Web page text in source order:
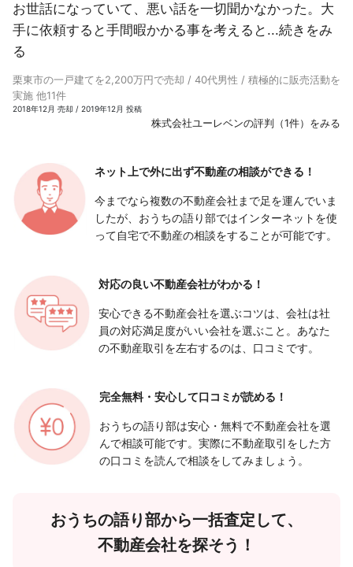
お世話になっていて、悪い話を一切聞かなかった。大
手に依頼すると手間暇かかる事を考えると...続きをみ
る
栗東市の一戸建てを2,200万円で売却 / 40代男性 / 積極的に販売活動を
実施 他11件
2018年12月 売却 / 2019年12月 投稿
株式会社ユーレベンの評判（1件）をみる
ネット上で外に出ず不動産の相談ができる！
今までなら複数の不動産会社まで足を運んでいま
したが、おうちの語り部ではインターネットを使
って自宅で不動産の相談をすることが可能です。
対応の良い不動産会社がわかる！
安心できる不動産会社を選ぶコツは、会社は社
員の対応満足度がいい会社を選ぶこと。あなた
の不動産取引を左右するのは、口コミです。
完全無料・安心して口コミが読める！
おうちの語り部は安心・無料で不動産会社を選
んで相談可能です。実際に不動産取引をした方
の口コミを読んで相談をしてみましょう。
おうちの語り部から一括査定して、
不動産会社を探そう！